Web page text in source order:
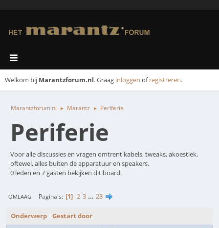
Welkom bij Marantzforum.nl. Graag inloggen ofregistreren.
Marantzforum.nl ► Marantz ► Periferie
Periferie
Voor alle discussies en vragen omtrent kabels, tweaks, akoestiek,
oftewel, alles buiten de apparatuur en speakers.
0 leden en 7 gasten bekijken dit board.
OMLAAG Pagina's 1 2 3 ... 23
Onderwerp
Gestart door